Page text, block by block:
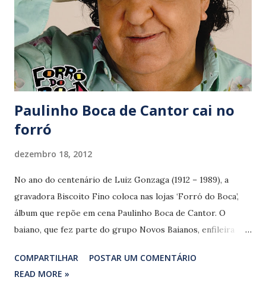
intimidade que gerou o CD de estúdio, Olivia e Francis
acertam novamente em ‘Almamúsica – ao vivo’ (Biscoito
Fino).
Paulinho Boca de Cantor cai no
forró
dezembro 18, 2012
No ano do centenário de Luiz Gonzaga (1912 – 1989), a
gravadora Biscoito Fino coloca nas lojas ‘Forró do Boca’,
álbum que repõe em cena Paulinho Boca de Cantor. O
baiano, que fez parte do grupo Novos Baianos, enfileira
(Jackson do Pandeiro/ Rosil Cavalcanti), ‘O xote das
meninas’ (Zé Dantas/ Luiz Gonzaga) e ‘Sabiá’ (Zé Dantas/
COMPARTILHAR
POSTAR UM COMENTÁRIO
READ MORE »